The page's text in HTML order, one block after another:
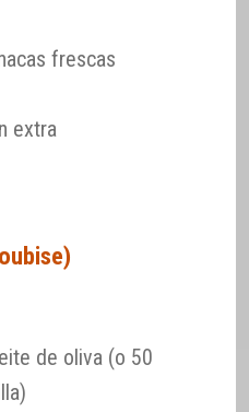
frescas
extra
de oliva (o 50